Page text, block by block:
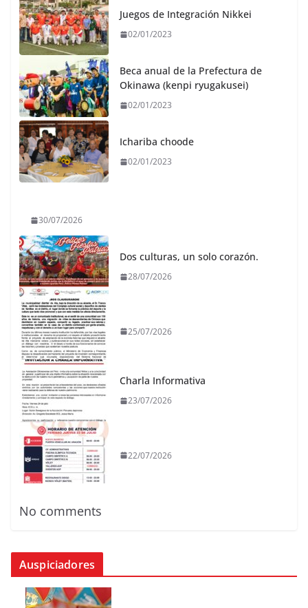
Juegos de Integración Nikkei
02/01/2023
Beca anual de la Prefectura de
Okinawa (kenpi ryugakusei)
02/01/2023
Ichariba choode
02/01/2023
30/07/2026
Dos culturas, un solo corazón.
28/07/2026
25/07/2026
Charla Informativa
23/07/2026
22/07/2026
No comments
Auspiciadores